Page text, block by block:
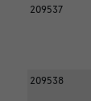
209537
209538